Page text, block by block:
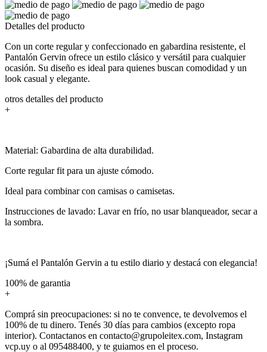
Detalles del producto
Con un corte regular y confeccionado en gabardina resistente, el
Pantalón Gervin ofrece un estilo clásico y versátil para cualquier
ocasión. Su diseño es ideal para quienes buscan comodidad y un
look casual y elegante.
otros detalles del producto
+
Material: Gabardina de alta durabilidad.
Corte regular fit para un ajuste cómodo.
Ideal para combinar con camisas o camisetas.
Instrucciones de lavado: Lavar en frío, no usar blanqueador, secar a
la sombra.
¡Sumá el Pantalón Gervin a tu estilo diario y destacá con elegancia!
100% de garantia
+
Comprá sin preocupaciones: si no te convence, te devolvemos el
100% de tu dinero. Tenés 30 días para cambios (excepto ropa
interior). Contactanos en contacto@grupoleitex.com, Instagram
vcp.uy o al 095488400, y te guiamos en el proceso.